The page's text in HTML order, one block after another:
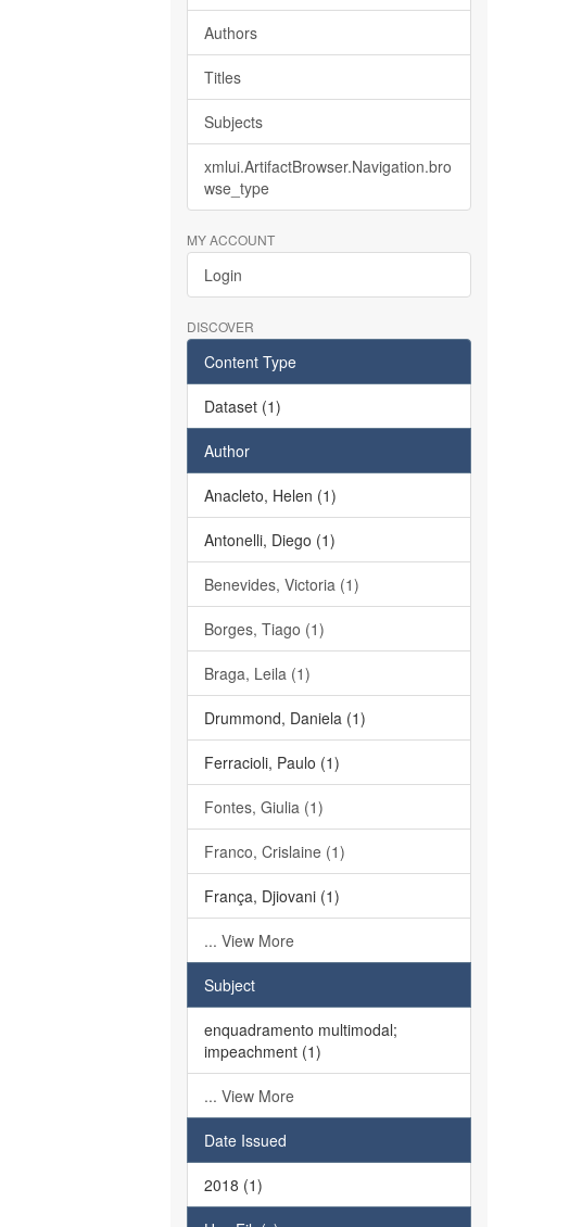
Authors
Titles
Subjects
xmlui.ArtifactBrowser.Navigation.bro
wse_type
MY ACCOUNT
Login
DISCOVER
Content Type
Dataset (1)
Author
Anacleto, Helen (1)
Antonelli, Diego (1)
Benevides, Victoria (1)
Borges, Tiago (1)
Braga, Leila (1)
Drummond, Daniela (1)
Ferracioli, Paulo (1)
Fontes, Giulia (1)
Franco, Crislaine (1)
França, Djiovani (1)
... View More
Subject
enquadramento multimodal;
impeachment (1)
... View More
Date Issued
2018 (1)